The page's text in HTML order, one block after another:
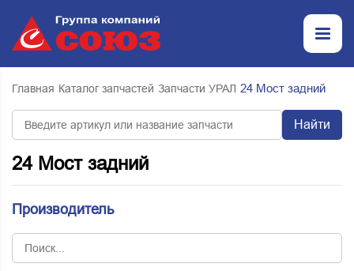
Главная Каталог запчастей Запчасти УРАЛ 24 Мост задний
Найти
24 Мост задний
Производитель